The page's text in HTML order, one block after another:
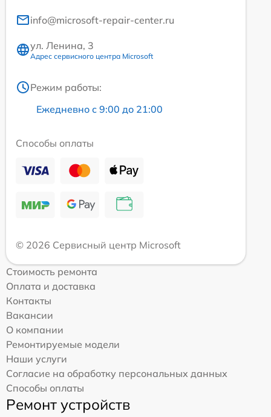
info@microsoft-repair-center.ru
ул. Ленина, 3
Адрес сервисного центра Microsoft
Режим работы:
Ежедневно с 9:00 до 21:00
Способы оплаты
© 2026 Сервисный центр Microsoft
Стоимость ремонта
Оплата и доставка
Контакты
Вакансии
О компании
Ремонтируемые модели
Наши услуги
Согласие на обработку персональных данных
Способы оплаты
Ремонт устройств